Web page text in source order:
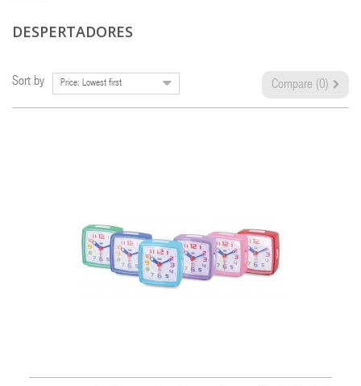
DESPERTADORES
Sort by Price: Lowest first Compare (0)